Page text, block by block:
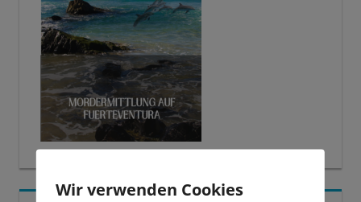
Wir verwenden Cookies